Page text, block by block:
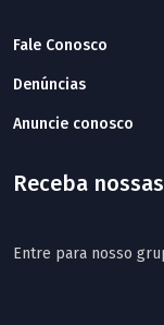
Fale Conosco
Denúncias
Anuncie conosco
Receba
Entre para nosso